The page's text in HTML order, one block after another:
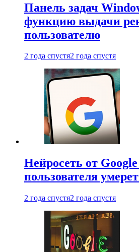
Панель задач
функцию выдачи
пользователю
2 года спустя2 года спустя
Нейросеть от
пользователя
2 года спустя2 года спустя